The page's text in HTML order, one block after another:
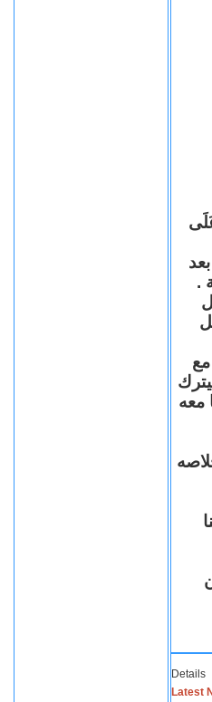
.
معه
Details
Latest